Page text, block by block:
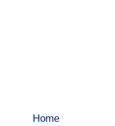
Home